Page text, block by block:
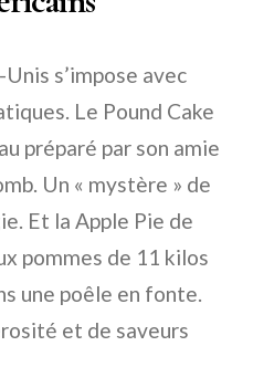
s’impose avec
Le Pound Cake
préparé par son amie
Un « mystère » de
Et la Apple Pie de
pommes de 11 kilos
une poêle en fonte.
et de saveurs